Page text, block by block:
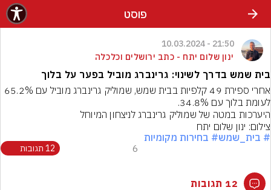
פוסט
21:50 - 10.03.2024
ינון שלום יתח - כתב ירושלים וכלכלה
בית שמש בדרך לשינוי: גרינברג מוביל בפער על בלוך
לעומת בלוך עם 34.8%.
היערכות במטה של שמוליק גרינברג לניצחון המיוחל
צילום: ינון שלום יתח
# בית_שמש# בחירות מקומיות
6 12 תגובות
12 תגובות